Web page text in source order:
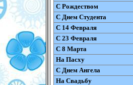
С Рождеством
C Днем Студента
С 14 Февраля
С 23 Февраля
С 8 Марта
На Пасху
C Днем Ангела
На Свадьбу